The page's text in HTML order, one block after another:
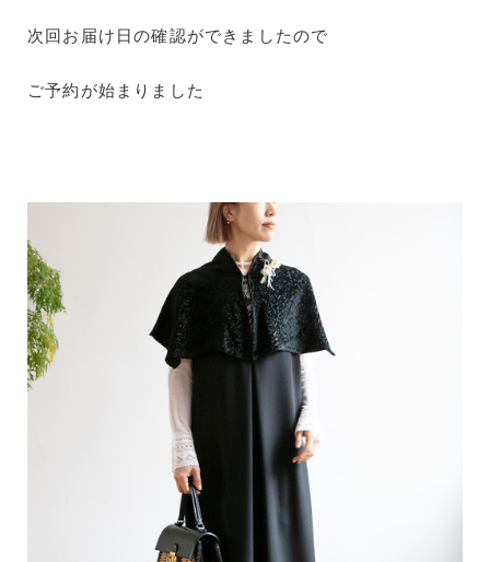
次回お届け日の確認ができましたので
ご予約が始まりました